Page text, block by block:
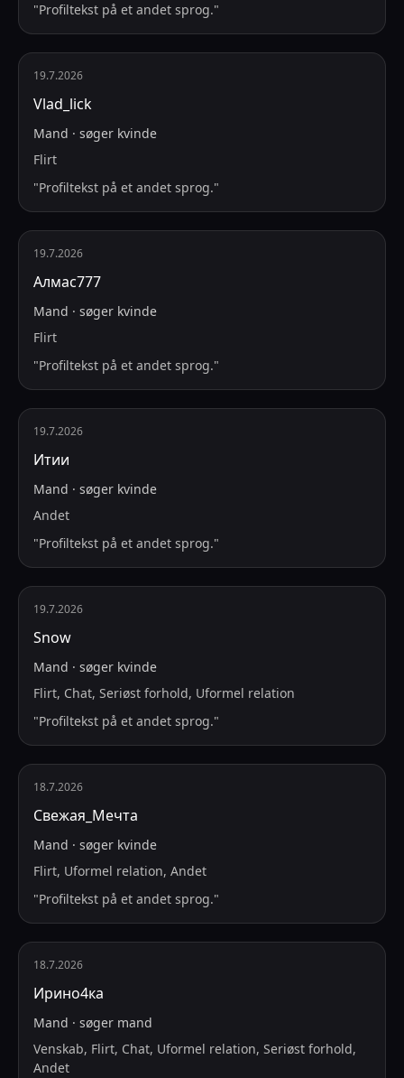
"Profiltekst på et andet sprog."
19.7.2026
Vlad_lick
Mand · søger kvinde
Flirt
"Profiltekst på et andet sprog."
19.7.2026
Алмас777
Mand · søger kvinde
Flirt
"Profiltekst på et andet sprog."
19.7.2026
Итии
Mand · søger kvinde
Andet
"Profiltekst på et andet sprog."
19.7.2026
Snow
Mand · søger kvinde
Flirt, Chat, Seriøst forhold, Uformel relation
"Profiltekst på et andet sprog."
18.7.2026
Свежая_Мечта
Mand · søger kvinde
Flirt, Uformel relation, Andet
"Profiltekst på et andet sprog."
18.7.2026
Ирино4ка
Mand · søger mand
Venskab, Flirt, Chat, Uformel relation, Seriøst forhold,
Andet